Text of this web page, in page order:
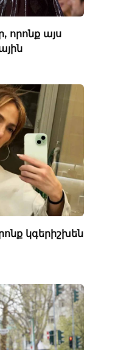
որոնք այս
կգերիշխեն